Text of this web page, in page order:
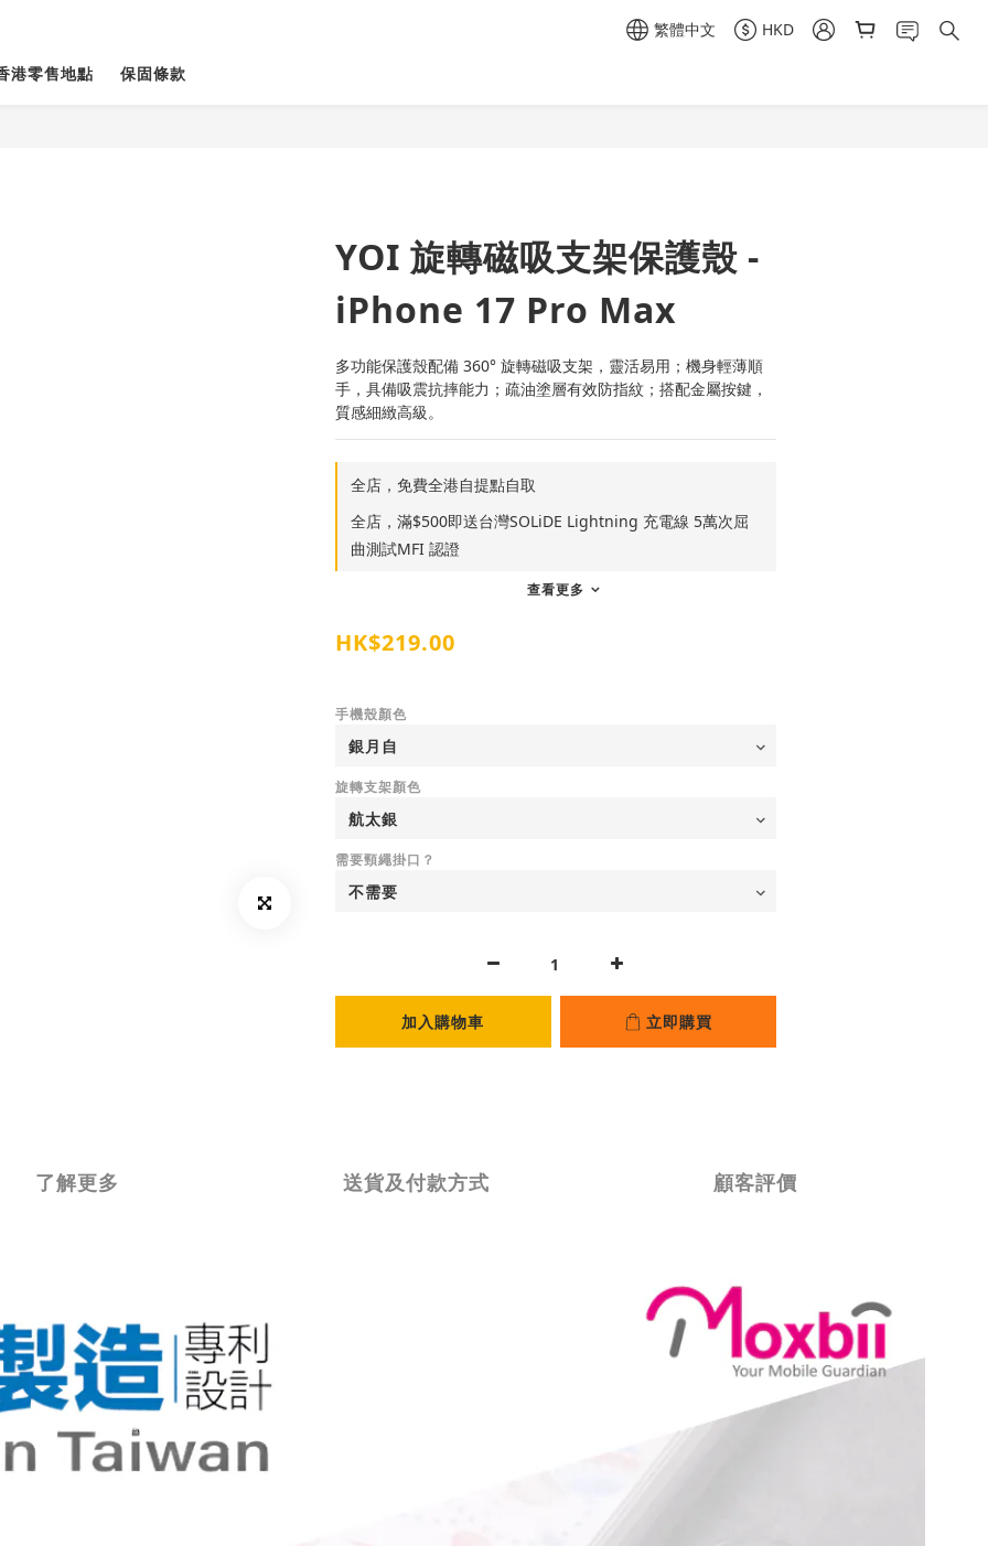
繁體中文 HKD
港零售地點 保固條款
YOI 旋轉磁吸支架保護殼 -
iPhone 17 Pro Max
多功能保護殼配備 360° 旋轉磁吸支架，靈活易用；機身輕薄順
手，具備吸震抗摔能力；疏油塗層有效防指紋；搭配金屬按鍵，
質感細緻高級。
全店，免費全港自提點自取
全店，滿$500即送台灣SOLiDE Lightning 充電線 5萬次屈
曲測試MFI 認證
查看更多
HK$219.00
手機殼顏色
旋轉支架顏色
需要頸繩掛口？
加入購物車 立即購買
了解更多 送貨及付款方式 顧客評價